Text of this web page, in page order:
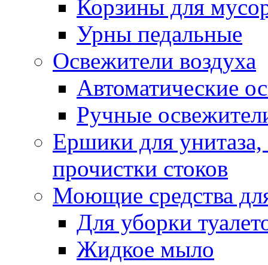
Корзины для
Урны педальные
Освежители воздуха
Автоматические
Ручные
Ершики для
прочистки стоков
Моющие средства
Для уборки
Жидкое мыло